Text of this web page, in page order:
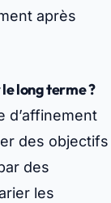
après
long terme ?
d’affinement
des objectifs
des
les